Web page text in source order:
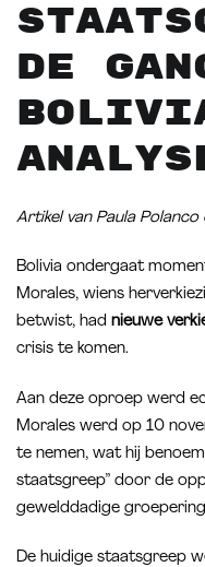
de
Artikel van Paula Polanco
Bolivia ondergaat
Morales, wiens
betwist, had nieuwe
crisis te komen.
Aan deze oproep werd
Morales werd op 10
te nemen, wat hij
staatsgreep” door de
gewelddadige
De huidige staatsgreep